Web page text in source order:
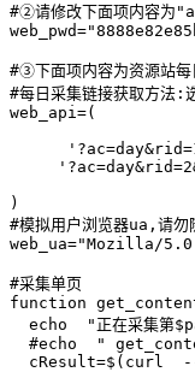
#②请修改下面项内容为
#③下面项内容为资源站每
#每日采集链接获取方法
web_api=(
)
#模拟用户浏览器ua,请勿
web_ua="Mozilla/5.0
#采集单页
function
echo  "正在采集第
#echo  "
cResult=$(curl  --